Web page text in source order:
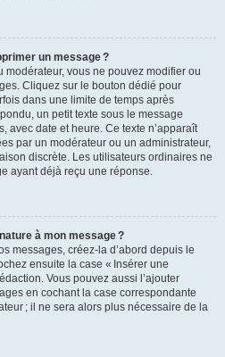
un message ?
modérateur, vous ne pouvez modifier ou
Cliquez sur le bouton dédié pour
dans une limite de temps après
un petit texte sous le message
avec date et heure. Ce texte n’apparaît
par un modérateur ou un administrateur,
discrète. Les utilisateurs ordinaires ne
ayant déjà reçu une réponse.
à mon message ?
messages, créez-la d’abord depuis le
ensuite la case « Insérer une
Vous pouvez aussi l’ajouter
en cochant la case correspondante
; il ne sera alors plus nécessaire de la